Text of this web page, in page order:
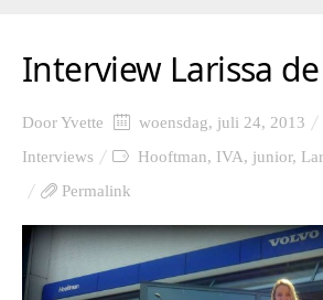
Interview Larissa
DoorYvette woensdag, juli 24, 2013
Interviews
Hooftman, IVA, junior,
Permalink